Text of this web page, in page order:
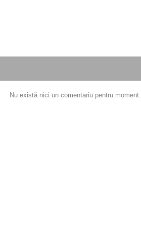
Nu există nici un comentariu pentru moment.